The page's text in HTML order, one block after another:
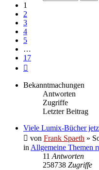
1
2
3
4
5
…
17
Bekanntmachungen
Antworten
Zugriffe
Letzter Beitrag
Viele Lumix-Bücher
von Frank Spaeth »
in Allgemeine Themen
11 Antworten
258738 Zugriffe